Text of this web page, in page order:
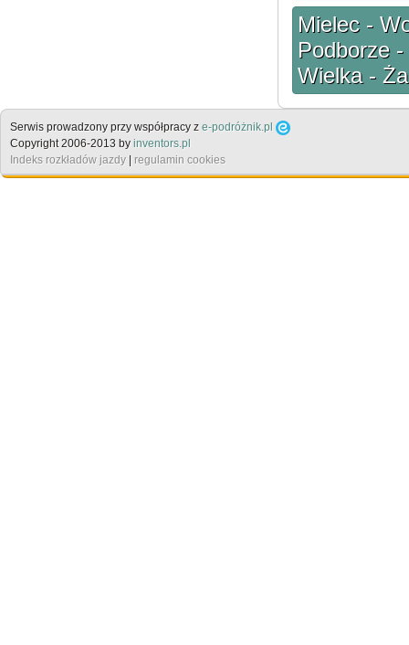
Mielec -
Podborze
Wielka -
Serwis prowadzony przy współpracy z e-podróżnik.pl
Copyright 2006-2013 by inventors.pl
Indeks rozkładów jazdy
regulamin cookies